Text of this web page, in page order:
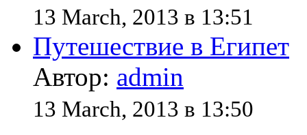
13 March, 2013 в 13:51
Путешествие в Египет
Автор: admin
13 March, 2013 в 13:50